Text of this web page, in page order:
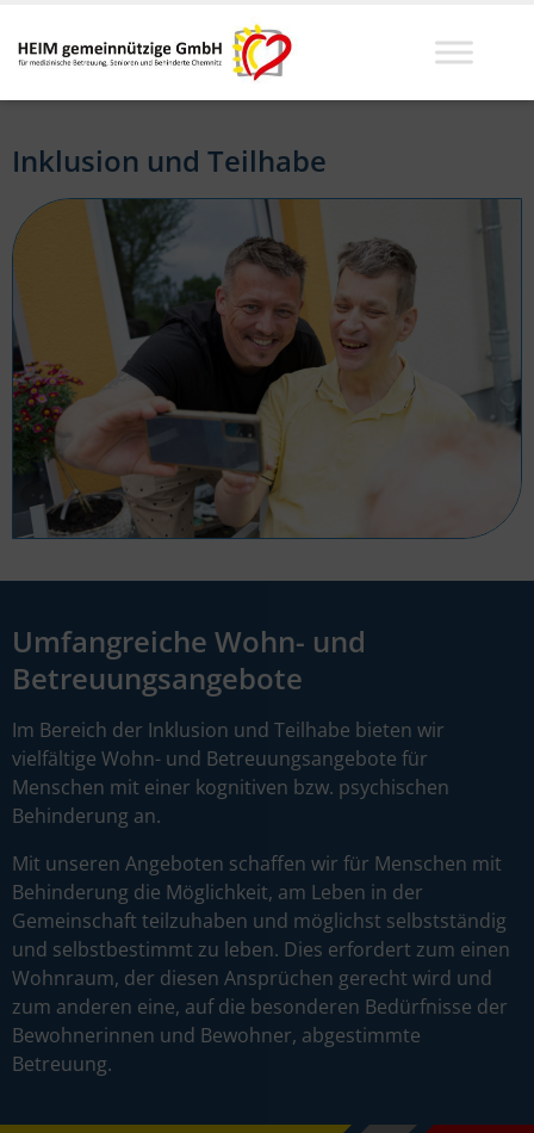
Inklusion und Teilhabe​
Umfangreiche Wohn- und
Betreuungsangebote​
Im Bereich der Inklusion und Teilhabe bieten wir
vielfältige Wohn- und Betreuungsangebote für
Menschen mit einer kognitiven bzw. psychischen
Behinderung an.
Mit unseren Angeboten schaffen wir für Menschen mit
Behinderung die Möglichkeit, am Leben in der
Gemeinschaft teilzuhaben und möglichst selbstständig
und selbstbestimmt zu leben. Dies erfordert zum einen
Wohnraum, der diesen Ansprüchen gerecht wird und
zum anderen eine, auf die besonderen Bedürfnisse der
Bewohnerinnen und Bewohner, abgestimmte
Betreuung.